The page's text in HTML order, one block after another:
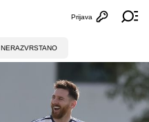
Otvori
Prijava
NERAZVRSTANO